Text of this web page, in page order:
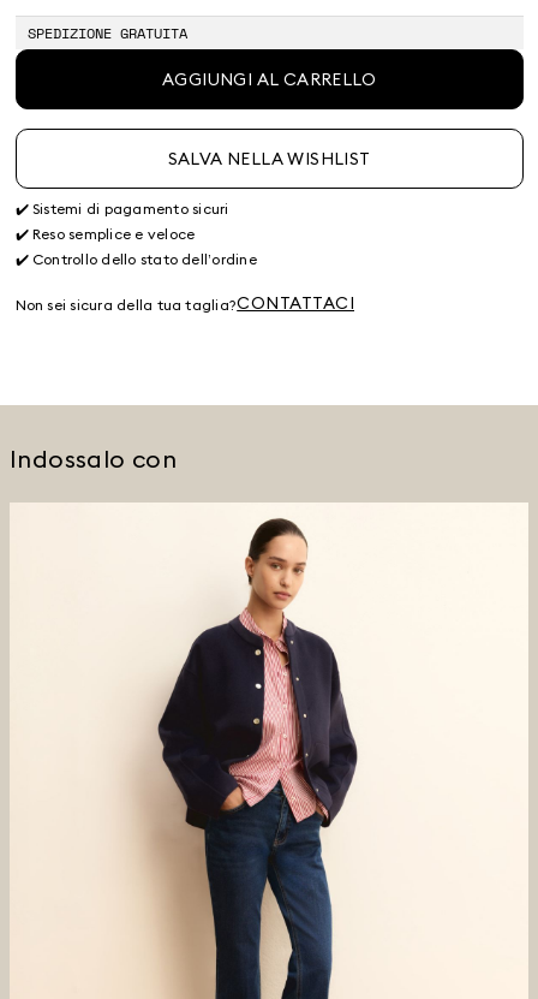
SPEDIZIONE GRATUITA
AGGIUNGI AL CARRELLO
SALVA NELLA WISHLIST
✔️ Sistemi di pagamento sicuri
✔️ Reso semplice e veloce
✔️ Controllo dello stato dell’ordine
Non sei sicura della tua taglia?CONTATTACI
Indossalo con